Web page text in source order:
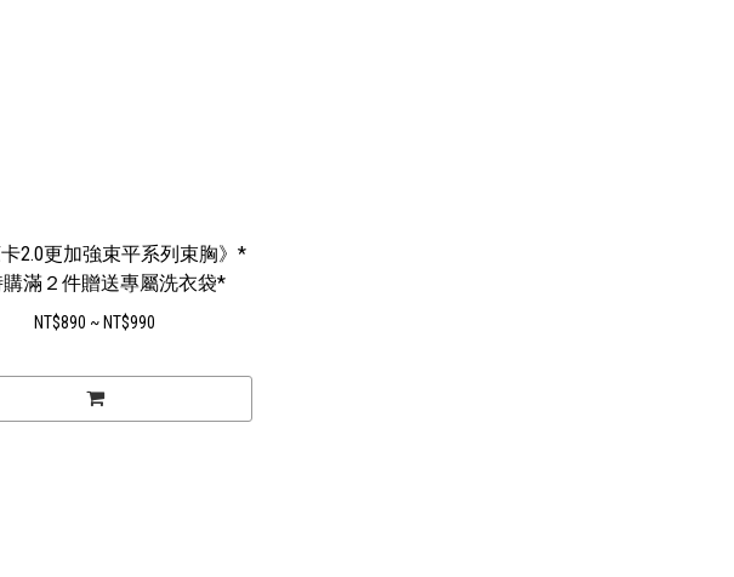
卡2.0更加強束平系列束胸》*
購滿２件贈送專屬洗衣袋*
NT$890 ~ NT$990